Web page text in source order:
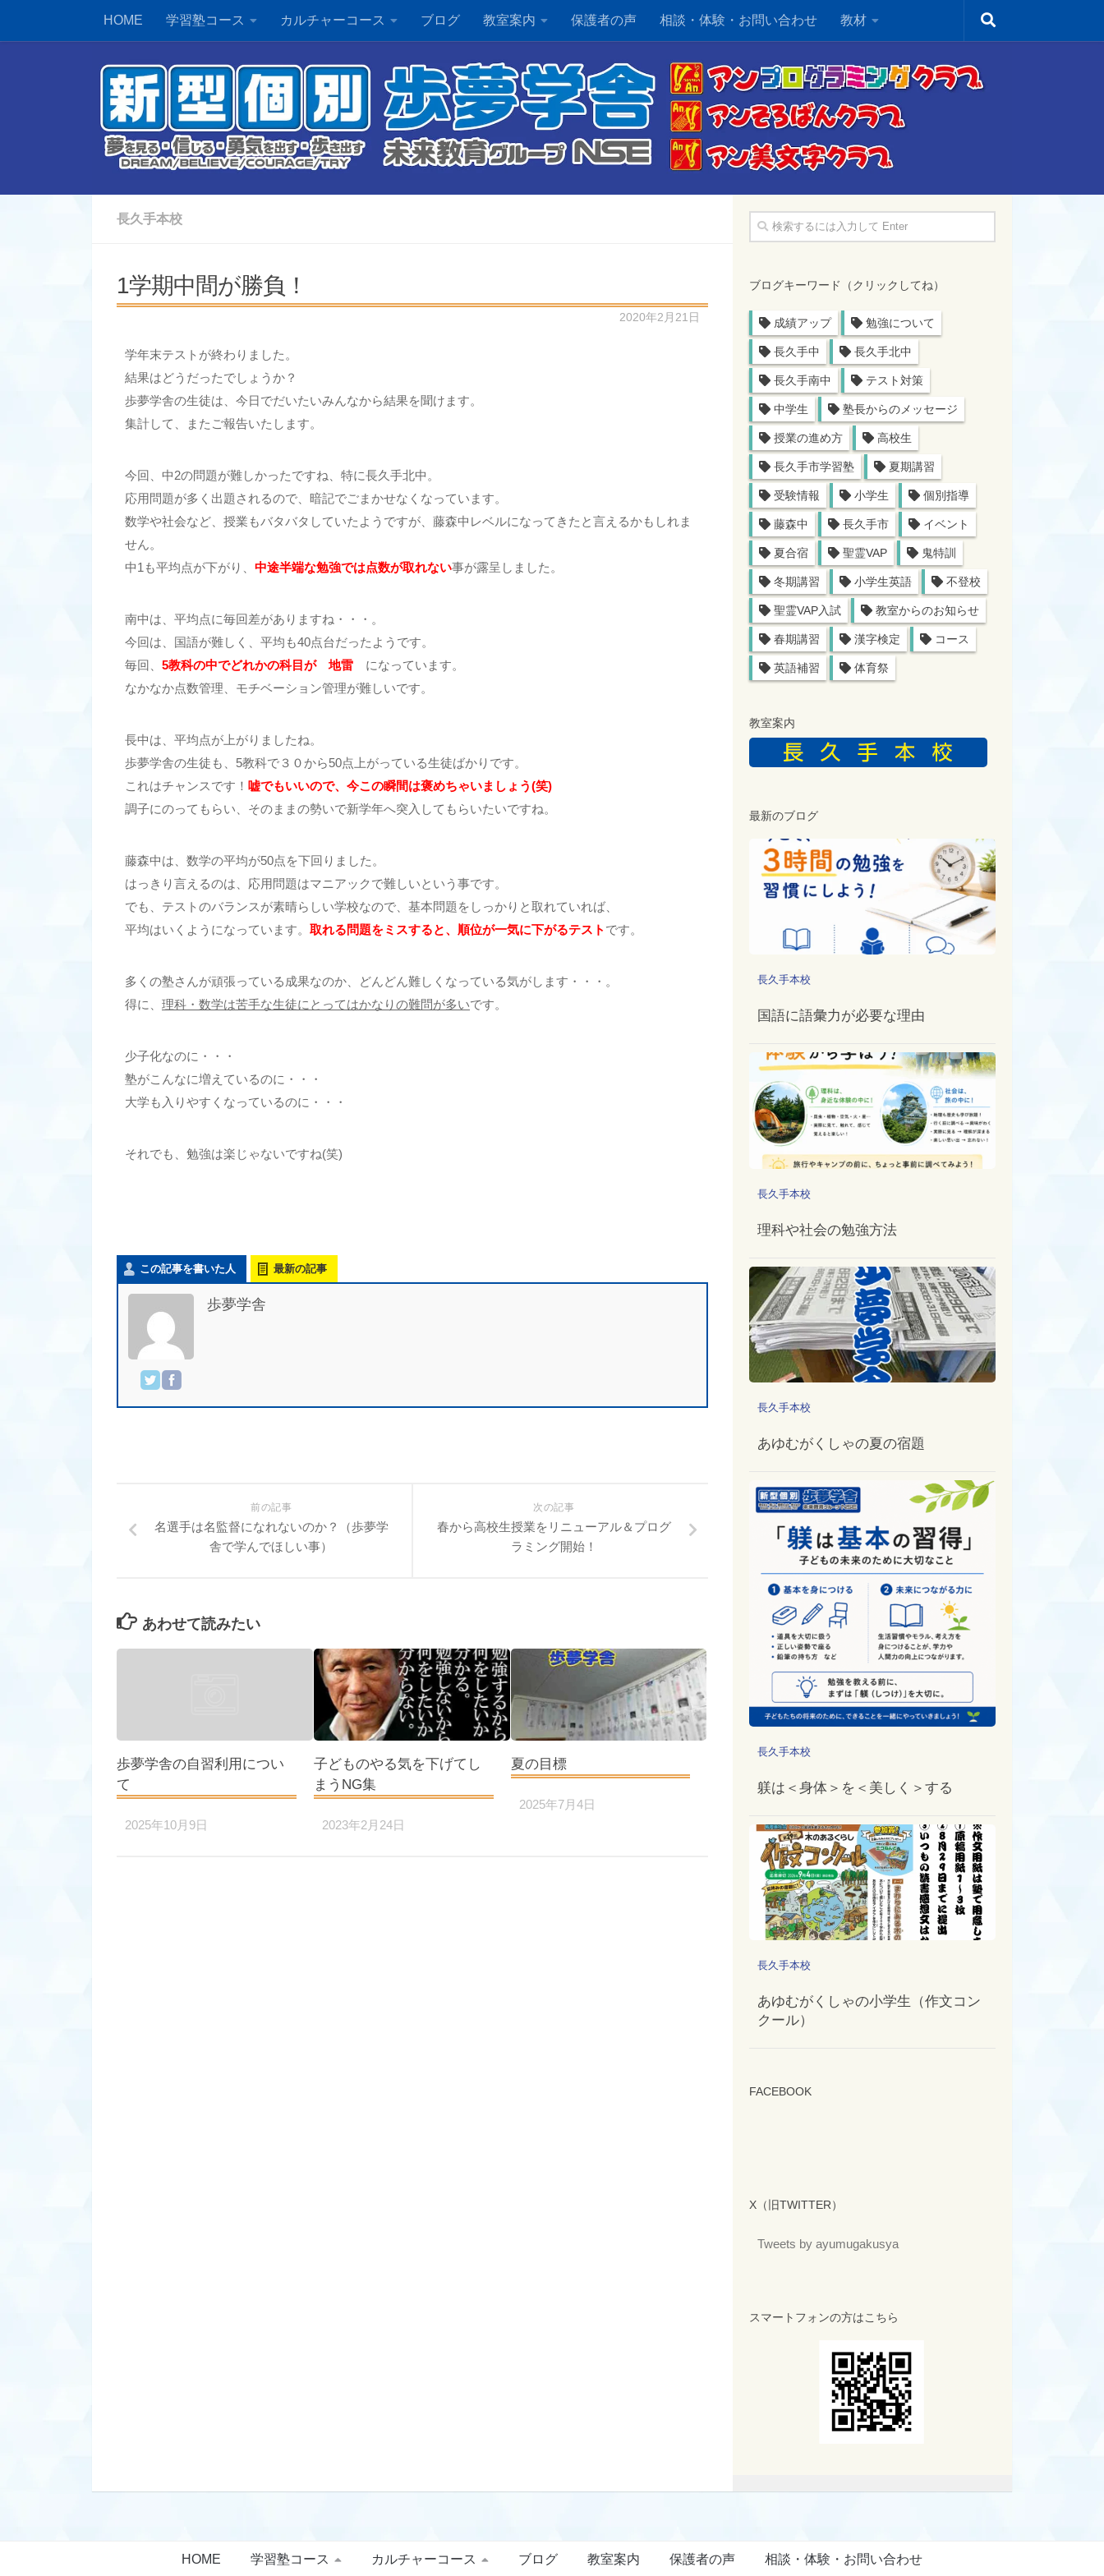
HOME 学習塾コース カルチャーコース ブログ 教室案内 保護者の声 相談・体験・お問い合わせ 教材
長久手本校
1学期中間が勝負！
2020年2月21日
学年末テストが終わりました。
結果はどうだったでしょうか？
歩夢学舎の生徒は、今日でだいたいみんなから結果を聞けます。
集計して、またご報告いたします。
今回、中2の問題が難しかったですね、特に長久手北中。
応用問題が多く出題されるので、暗記でごまかせなくなっています。
数学や社会など、授業もバタバタしていたようですが、藤森中レベルになってきたと言えるかもしれま
せん。
中1も平均点が下がり、 中途半端な勉強では点数が取れない事が露呈しました。
南中は、平均点に毎回差がありますね・・・。
今回は、国語が難しく、平均も40点台だったようです。
毎回、 5教科の中でどれかの科目が 地雷 になっています。
なかなか点数管理、モチベーション管理が難しいです。
長中は、平均点が上がりましたね。
歩夢学舎の生徒も、5教科で３０から50点上がっている生徒ばかりです。
これはチャンスです！ 嘘でもいいので、今この瞬間は褒めちゃいましょう(笑)
調子にのってもらい、そのままの勢いで新学年へ突入してもらいたいですね。
藤森中は、数学の平均が50点を下回りました。
はっきり言えるのは、応用問題はマニアックで難しいという事です。
でも、テストのバランスが素晴らしい学校なので、基本問題をしっかりと取れていれば、
平均はいくようになっています。 取れる問題をミスすると、順位が一気に下がるテスト です。
多くの塾さんが頑張っている成果なのか、どんどん難しくなっている気がします・・・。
得に、 理科・数学は苦手な生徒にとってはかなりの難問が多いです。
少子化なのに・・・
塾がこんなに増えているのに・・・
大学も入りやすくなっているのに・・・
それでも、勉強は楽じゃないですね(笑)
この記事を書いた人 最新の記事
歩夢学舎
次の記事
春から高校生授業をリニューアル＆プログ
ラミング開始！
前の記事
名選手は名監督になれないのか？（歩夢学
舎で学んでほしい事）
あわせて読みたい
歩夢学舎の自習利用につい
て
2025年10月9日
子どものやる気を下げてし
まうNG集
2023年2月24日
夏の目標
2025年7月4日
ブログキーワード（クリックしてね）
成績アップ 勉強について
長久手中 長久手北中
長久手南中 テスト対策
中学生 塾長からのメッセージ
授業の進め方 高校生
長久手市学習塾 夏期講習
受験情報 小学生 個別指導
藤森中 長久手市 イベント
夏合宿 聖霊VAP 鬼特訓
冬期講習 小学生英語 不登校
聖霊VAP入試 教室からのお知らせ
春期講習 漢字検定 コース
英語補習 体育祭
教室案内
最新のブログ
長久手本校
国語に語彙力が必要な理由
長久手本校
理科や社会の勉強方法
長久手本校
あゆむがくしゃの夏の宿題
長久手本校
躾は＜身体＞を＜美しく＞する
長久手本校
あゆむがくしゃの小学生（作文コン
クール）
FACEBOOK
X（旧TWITTER）
Tweets by ayumugakusya
スマートフォンの方はこちら
HOME 学習塾コース カルチャーコース ブログ 教室案内 保護者の声 相談・体験・お問い合わせ